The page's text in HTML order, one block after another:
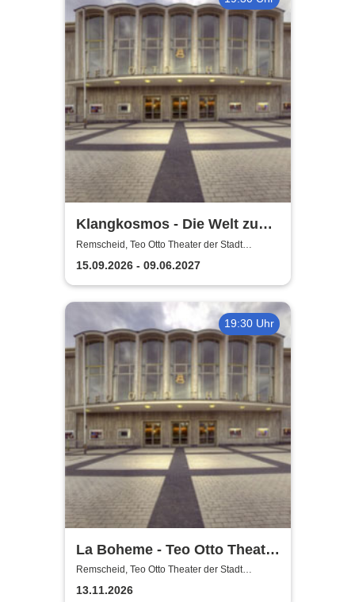
Klangkosmos - Die Welt zu
Gast in Remscheid
Remscheid, Teo Otto Theater der Stadt
Remscheid
15.09.2026 - 09.06.2027
19:30 Uhr
La Boheme - Teo Otto Theater
der Stadt Remscheid
Remscheid, Teo Otto Theater der Stadt
Remscheid
13.11.2026